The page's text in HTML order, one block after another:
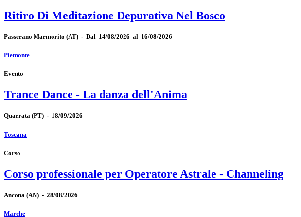
Ritiro Di Meditazione Depurativa Nel Bosco
Passerano Marmorito (AT) - Dal 14/08/2026 al 16/08/2026
Piemonte
Evento
Trance Dance - La danza dell'Anima
Quarrata (PT) - 18/09/2026
Toscana
Corso
Corso professionale per Operatore Astrale - Channeling
Ancona (AN) - 28/08/2026
Marche